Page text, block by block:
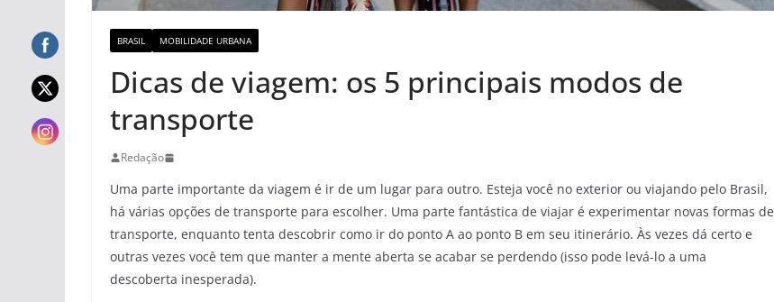
BRASIL MOBILIDADE URBANA
Dicas de viagem: os 5 principais modos de
transporte
Redação
Uma parte importante da viagem é ir de um lugar para outro. Esteja você no exterior ou viajando pelo Brasil,
há várias opções de transporte para escolher. Uma parte fantástica de viajar é experimentar novas formas de
transporte, enquanto tenta descobrir como ir do ponto A ao ponto B em seu itinerário. Às vezes dá certo e
outras vezes você tem que manter a mente aberta se acabar se perdendo (isso pode levá-lo a uma
descoberta inesperada).